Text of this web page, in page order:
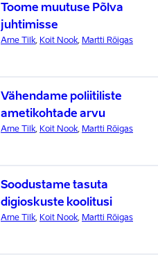
Toome muutuse Põlva
juhtimisse
Arne Tilk, Koit Nook, Martti Rõigas
Vähendame poliitiliste
ametikohtade arvu
Arne Tilk, Koit Nook, Martti Rõigas
Soodustame tasuta
digioskuste koolitusi
Arne Tilk, Koit Nook, Martti Rõigas